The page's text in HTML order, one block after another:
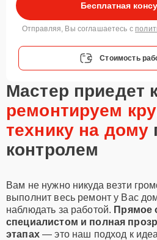
Бесплатная
Отправляя, Вы соглашаетесь с
Стоимость
Мастер приедет
ремонтируем
технику на дому
контролем
Вам не нужно никуда везти
выполнит весь ремонт у Вас
наблюдать за работой. Прямое
специалистом и полная
этапах— это наш подход к